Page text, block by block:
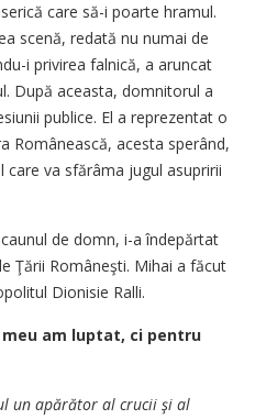
care să-i poarte hramul.
scenă, redată nu numai de
i privirea falnică, a aruncat
După aceasta, domnitorul a
publice. El a reprezentat o
Românească, acesta sperând,
care va sfărâma jugul asupririi
de domn, i-a îndepărtat
Ţării Româneşti. Mihai a făcut
Dionisie Ralli.
am luptat, ci pentru
un apărător al crucii şi al